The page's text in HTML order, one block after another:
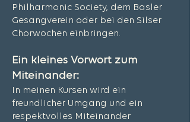
Philharmonic Society, dem Basler
Gesangverein oder bei den Silser
Chorwochen einbringen.
Ein kleines Vorwort zum
Miteinander:
In meinen Kursen wird ein
freundlicher Umgang und ein
respektvolles Miteinander